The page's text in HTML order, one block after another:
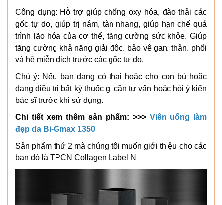
Công dụng: Hỗ trợ giúp chống oxy hóa, đào thải các
gốc tự do, giúp trị nám, tàn nhang, giúp hạn chế quá
trình lão hóa của cơ thể, tăng cường sức khỏe. Giúp
tăng cường khả năng giải độc, bảo vệ gan, thận, phổi
và hệ miễn dịch trước các gốc tự do.
Chú ý: Nếu bạn đang có thai hoặc cho con bú hoặc
đang điều trị bất kỳ thuốc gì cần tư vấn hoặc hỏi ý kiến
bác sĩ trước khi sử dụng.
Chi tiết xem thêm sản phẩm: >>> Viên uống làm
đẹp da Bi-Gmax 1350
Sản phẩm thứ 2 mà chúng tôi muốn giới thiệu cho các
bạn đó là TPCN Collagen Label N